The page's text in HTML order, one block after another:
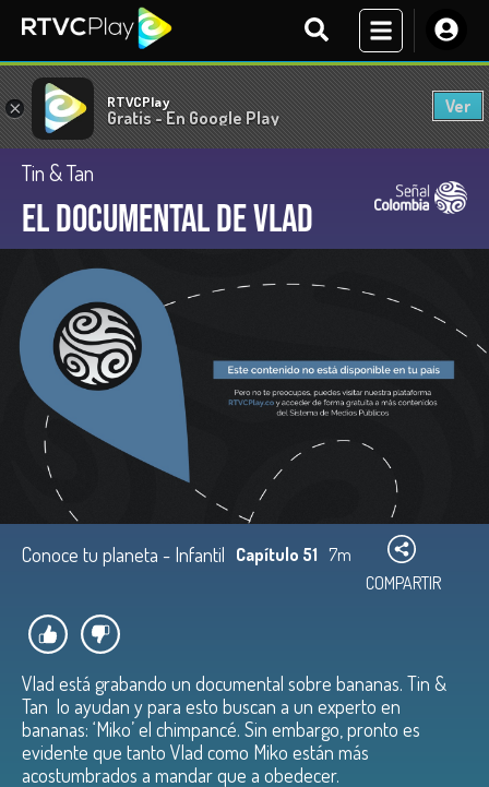
× RTVCPlay
Gratis - En Google Play
Ver
Tin & Tan
El documental de Vlad
Conoce tu planeta - Infantil Capítulo 51 7m
COMPARTIR
Vlad está grabando un documental sobre bananas. Tin &
Tan lo ayudan y para esto buscan a un experto en
bananas: ‘Miko’ el chimpancé. Sin embargo, pronto es
evidente que tanto Vlad como Miko están más
acostumbrados a mandar que a obedecer.